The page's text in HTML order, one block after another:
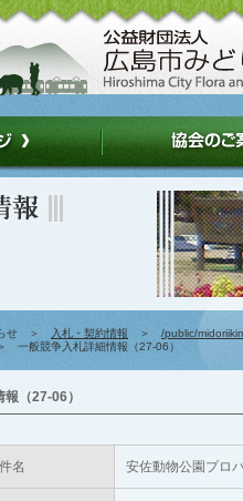
せ ＞ 入札・契約情報 ＞ /public/
一般競争入札詳細情報（27-06）
（27-06）
件名 安佐動物公園プロ